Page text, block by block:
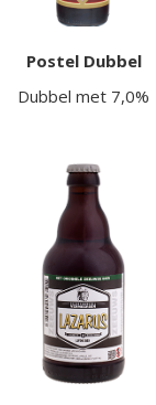
Postel Dubbel
Dubbel met 7,0%